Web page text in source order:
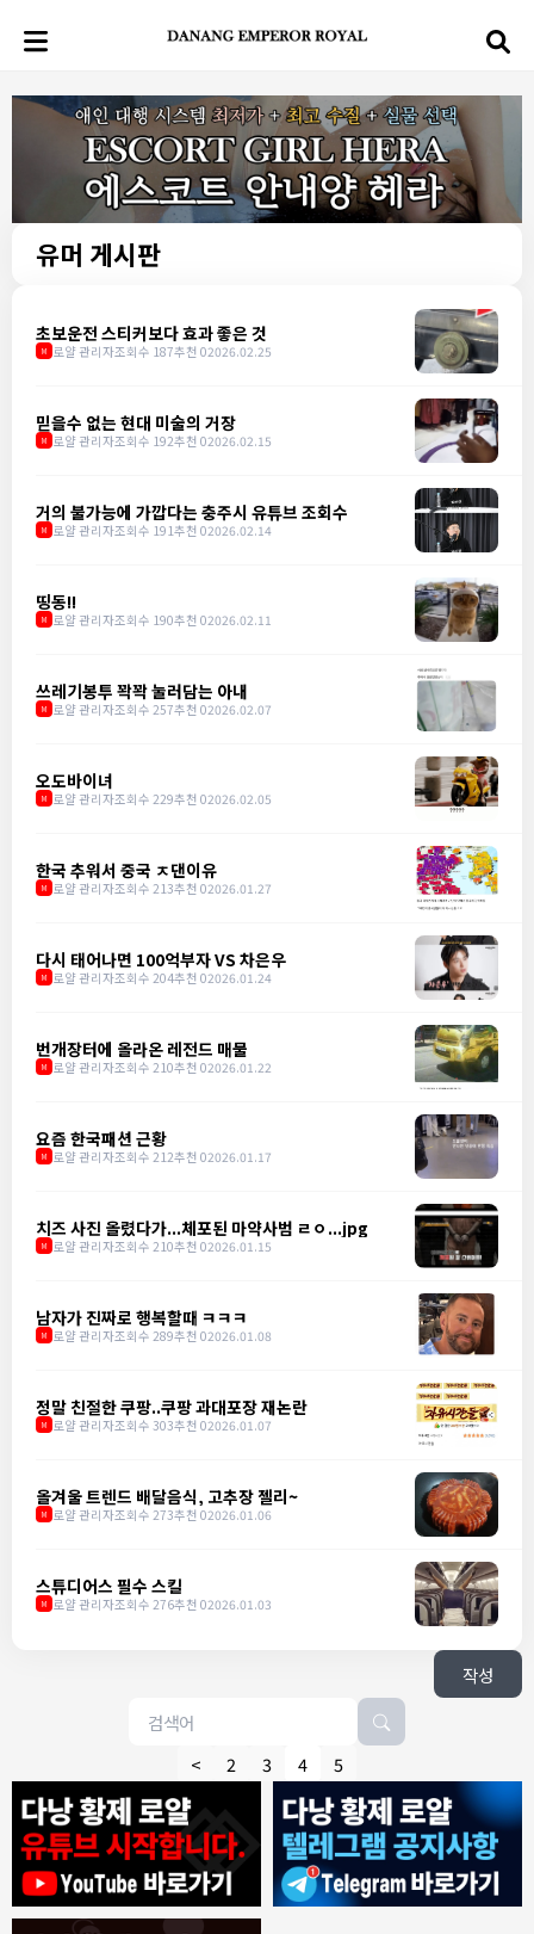
유머 게시판
초보운전 스티커보다 효과 좋은 것
M 로얄 관리자조회수 187추천 02026.02.25
믿을수 없는 현대 미술의 거장
M 로얄 관리자조회수 192추천 02026.02.15
거의 불가능에 가깝다는 충주시 유튜브 조회수
M 로얄 관리자조회수 191추천 02026.02.14
띵동!!
M 로얄 관리자조회수 190추천 02026.02.11
쓰레기봉투 꽉꽉 눌러담는 아내
M 로얄 관리자조회수 257추천 02026.02.07
오도바이녀
M 로얄 관리자조회수 229추천 02026.02.05
한국 추워서 중국 ㅈ댄이유
M 로얄 관리자조회수 213추천 02026.01.27
다시 태어나면 100억부자 VS 차은우
M 로얄 관리자조회수 204추천 02026.01.24
번개장터에 올라온 레전드 매물
M 로얄 관리자조회수 210추천 02026.01.22
요즘 한국패션 근황
M 로얄 관리자조회수 212추천 02026.01.17
치즈 사진 올렸다가...체포된 마약사범 ㄹㅇ...jpg
M 로얄 관리자조회수 210추천 02026.01.15
남자가 진짜로 행복할때 ㅋㅋㅋ
M 로얄 관리자조회수 289추천 02026.01.08
정말 친절한 쿠팡..쿠팡 과대포장 재논란
M 로얄 관리자조회수 303추천 02026.01.07
올겨울 트렌드 배달음식, 고추장 젤리~
M 로얄 관리자조회수 273추천 02026.01.06
스튜디어스 필수 스킬
M 로얄 관리자조회수 276추천 02026.01.03
작성
< 2 3 4 5